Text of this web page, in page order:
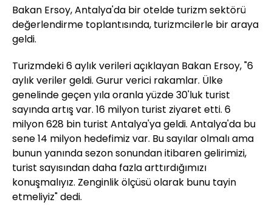
Bakan Ersoy, Antalya'da bir otelde turizm sektörü
değerlendirme toplantısında, turizmcilerle bir araya
geldi.
Turizmdeki 6 aylık verileri açıklayan Bakan Ersoy, "6
aylık veriler geldi. Gurur verici rakamlar. Ülke
genelinde geçen yıla oranla yüzde 30'luk turist
sayında artış var. 16 milyon turist ziyaret etti. 6
milyon 628 bin turist Antalya'ya geldi. Antalya'da bu
sene 14 milyon hedefimiz var. Bu sayılar olmalı ama
bunun yanında sezon sonundan itibaren gelirimizi,
turist sayısından daha fazla arttırdığımızı
konuşmalıyız. Zenginlik ölçüsü olarak bunu tayin
etmeliyiz" dedi.